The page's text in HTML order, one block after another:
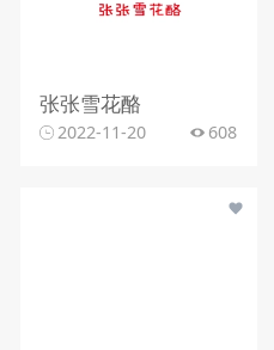
张张雪花酪
2022-11-20 608